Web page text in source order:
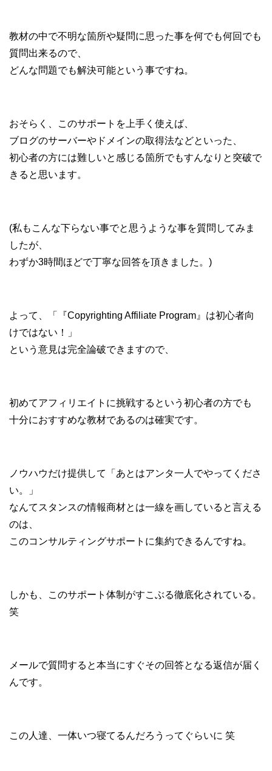
教材の中で不明な箇所や疑問に思った事を何でも何回でも
質問出来るので、
どんな問題でも解決可能という事ですね。
おそらく、このサポートを上手く使えば、
ブログのサーバーやドメインの取得法などといった、
初心者の方には難しいと感じる箇所でもすんなりと突破で
きると思います。
(私もこんな下らない事でと思うような事を質問してみま
したが、
わずか3時間ほどで丁寧な回答を頂きました。)
よって、「『Copyrighting Affiliate Program』は初心者向
けではない！」
という意見は完全論破できますので、
初めてアフィリエイトに挑戦するという初心者の方でも
十分におすすめな教材であるのは確実です。
ノウハウだけ提供して「あとはアンタ一人でやってくださ
い。」
なんてスタンスの情報商材とは一線を画していると言える
のは、
このコンサルティングサポートに集約できるんですね。
しかも、このサポート体制がすこぶる徹底化されている。
笑
メールで質問すると本当にすぐその回答となる返信が届く
んです。
この人達、一体いつ寝てるんだろうってぐらいに 笑